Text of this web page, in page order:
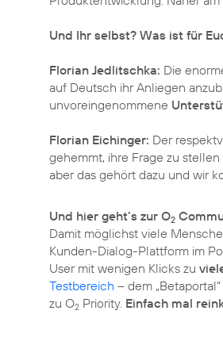
Und Ihr selbst? Was ist für
Florian Jedlitschka: Die
auf Deutsch ihr Anliegen
unvoreingenommene
Florian Eichinger: Der
gehemmt, ihre Frage zu
aber das gehört dazu und wir
Und hier geht’s zur O2
Damit möglichst viele
Kunden-Dialog-Plattform im
User mit wenigen Klicks zu
Testbereich – dem
zu O2 Priority. Einfach mal